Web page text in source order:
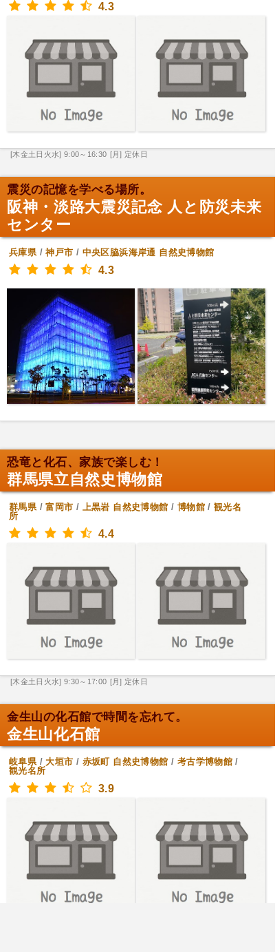
4.3
[木金土日火水] 9:00～16:30 [月] 定休日
震災の記憶を学べる場所。
阪神・淡路大震災記念 人と防災未来
センター
兵庫県/神戸市 / 中央区脇浜海岸通 自然史博物館
4.3
恐竜と化石、家族で楽しむ！
群馬県立自然史博物館
群馬県/富岡市 / 上黒岩 自然史博物館 / 博物館/観光名
所
4.4
[木金土日火水] 9:30～17:00 [月] 定休日
金生山の化石館で時間を忘れて。
金生山化石館
岐阜県/大垣市 / 赤坂町 自然史博物館 / 考古学博物館 /
観光名所
3.9